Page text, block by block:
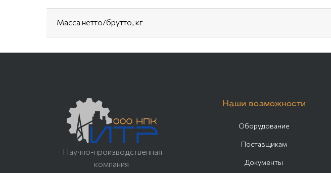
Масса нетто/брутто, кг
Научно-производственная
компания
Наши возможности
Оборудование
Поставщикам
Документы